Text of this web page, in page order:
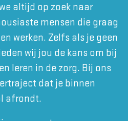
altijd op zoek naar
mensen die graag
werken. Zelfs als je geen
wij jou de kans om bij
leren in de zorg. Bij ons
dat je binnen
afrondt.